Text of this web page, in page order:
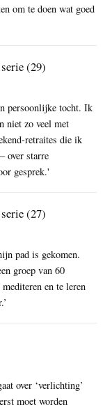
om te doen wat goed
(29)
persoonlijke tocht. Ik
niet zo veel met
retraites die ik
over starre
gesprek.'
(27)
pad is gekomen.
groep van 60
en te leren
over ‘verlichting’
moet worden